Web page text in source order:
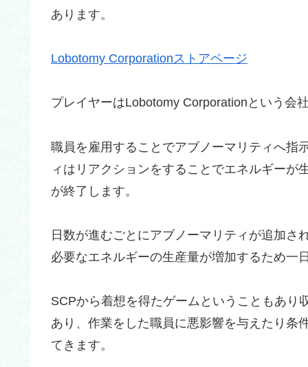
あります。
Lobotomy Corporationストアページ
プレイヤーはLobotomy Corporationという会
職員を雇用することでアブノーマリティへ指
ィはリアクションをすることでエネルギー
が終了します。
日数が進むごとにアブノーマリティが追加
必要なエネルギーの生産量が増加するため一
SCPから着想を得たゲームということもあり
あり、作業をした職員に悪影響を与えたり条
てきます。